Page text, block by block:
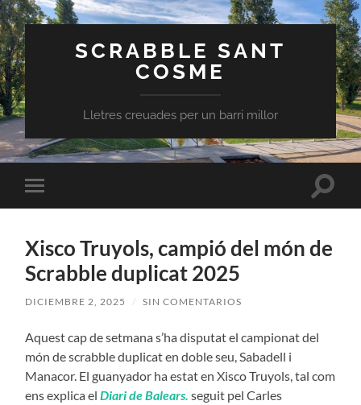
SCRABBLE SANT
COSME
Lletres creuades per un barri millor
Alternar
el
móvil
Xisco Truyols, campió del món de
Scrabble duplicat 2025
DICIEMBRE 2, 2025 / SIN COMENTARIOS
Aquest cap de setmana s’ha disputat el campionat del
món de scrabble duplicat en doble seu, Sabadell i
Manacor. El guanyador ha estat en Xisco Truyols, tal com
ens explica elDiari de Balears. seguit pel Carles